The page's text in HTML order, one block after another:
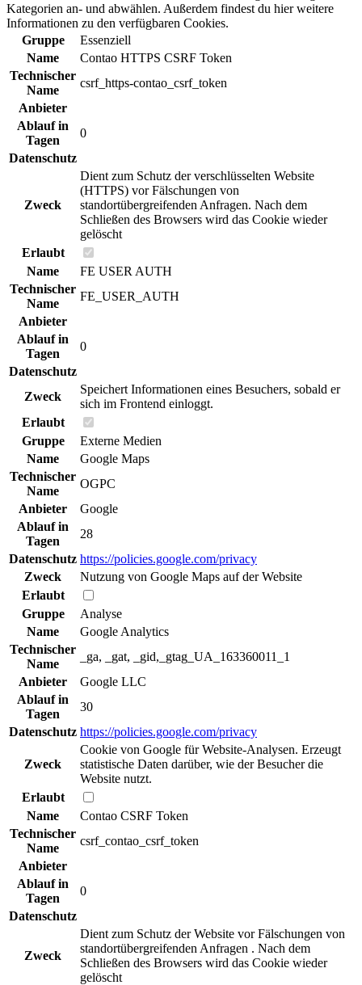
Kategorien an- und abwählen. Außerdem findest du hier weitere
Informationen zu den verfügbaren Cookies.
Gruppe
Essenziell
Name
Contao HTTPS CSRF Token
Technischer
Name
csrf_https-contao_csrf_token
Anbieter
Ablauf in
Tagen
0
Datenschutz
Zweck
Dient zum Schutz der verschlüsselten Website
(HTTPS) vor Fälschungen von
standortübergreifenden Anfragen. Nach dem
Schließen des Browsers wird das Cookie wieder
gelöscht
Erlaubt
Name
FE USER AUTH
Technischer
Name
FE_USER_AUTH
Anbieter
Ablauf in
Tagen
0
Datenschutz
Zweck
Speichert Informationen eines Besuchers, sobald er
sich im Frontend einloggt.
Erlaubt
Gruppe
Externe Medien
Name
Google Maps
Technischer
Name
OGPC
Anbieter
Google
Ablauf in
Tagen
28
Datenschutz https://policies.google.com/privacy
Zweck
Nutzung von Google Maps auf der Website
Erlaubt
Gruppe
Analyse
Name
Google Analytics
Technischer
Name
_ga, _gat, _gid,_gtag_UA_163360011_1
Anbieter
Google LLC
Ablauf in
Tagen
30
Datenschutz https://policies.google.com/privacy
Zweck
Cookie von Google für Website-Analysen. Erzeugt
statistische Daten darüber, wie der Besucher die
Website nutzt.
Erlaubt
Name
Contao CSRF Token
Technischer
Name
csrf_contao_csrf_token
Anbieter
Ablauf in
Tagen
0
Datenschutz
Zweck
Dient zum Schutz der Website vor Fälschungen von
standortübergreifenden Anfragen . Nach dem
Schließen des Browsers wird das Cookie wieder
gelöscht